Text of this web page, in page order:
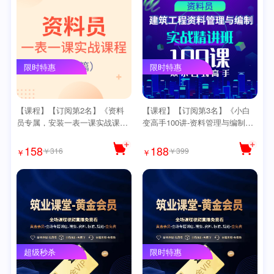
限时特惠
【课程】【订阅第2名】《资料
员专属，安装一表一课实战课
【爆款】
￥ 158￥316
限时特惠
【课程】【订阅第3名】《小白
变高手100讲-资料管理与编制实
款】
￥ 188￥399
超级秒杀 限时特惠